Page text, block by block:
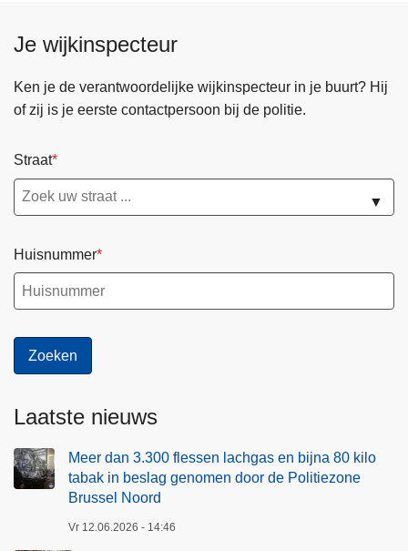
Je wijkinspecteur
Ken je de verantwoordelijke wijkinspecteur in je buurt? Hij
of zij is je eerste contactpersoon bij de politie.
Straat
▼
Huisnummer
Laatste nieuws
Meer dan 3.300 flessen lachgas en bijna 80 kilo
tabak in beslag genomen door de Politiezone
Brussel Noord
Vr 12.06.2026 - 14:46